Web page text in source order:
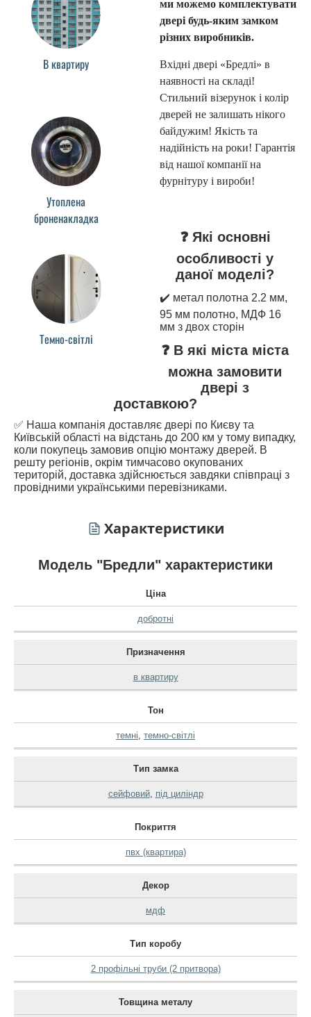
В квартиру
Утоплена
броненакладка
Темно-світлі
ми можемо комплектувати
двері будь-яким замком
різних виробників.
Вхідні двері «Бредлі» в
наявності на складі!
Стильний візерунок і колір
дверей не залишать нікого
байдужим! Якість та
надійність на роки! Гарантія
від нашої компанії на
фурнітуру і вироби!
❓ Які основні
особливості у
даної моделі?
✔️ метал полотна 2.2 мм,
95 мм полотно, МДФ 16
мм з двох сторін
❓ В які міста міста
можна замовити
двері з
доставкою?
✅ Наша компанія доставляє двері по Києву та
Київській області на відстань до 200 км у тому випадку,
коли покупець замовив опцію монтажу дверей. В
решту регіонів, окрім тимчасово окупованих
територій, доставка здійснюється завдяки співпраці з
провідними українськими перевізниками.
Характеристики
Модель "Бредли" характеристики
Ціна
добротні
Призначення
в квартиру
Тон
темні, темно-світлі
Тип замка
сейфовий, під циліндр
Покриття
пвх (квартира)
Декор
мдф
Тип коробу
2 профільні труби (2 притвора)
Товщина металу